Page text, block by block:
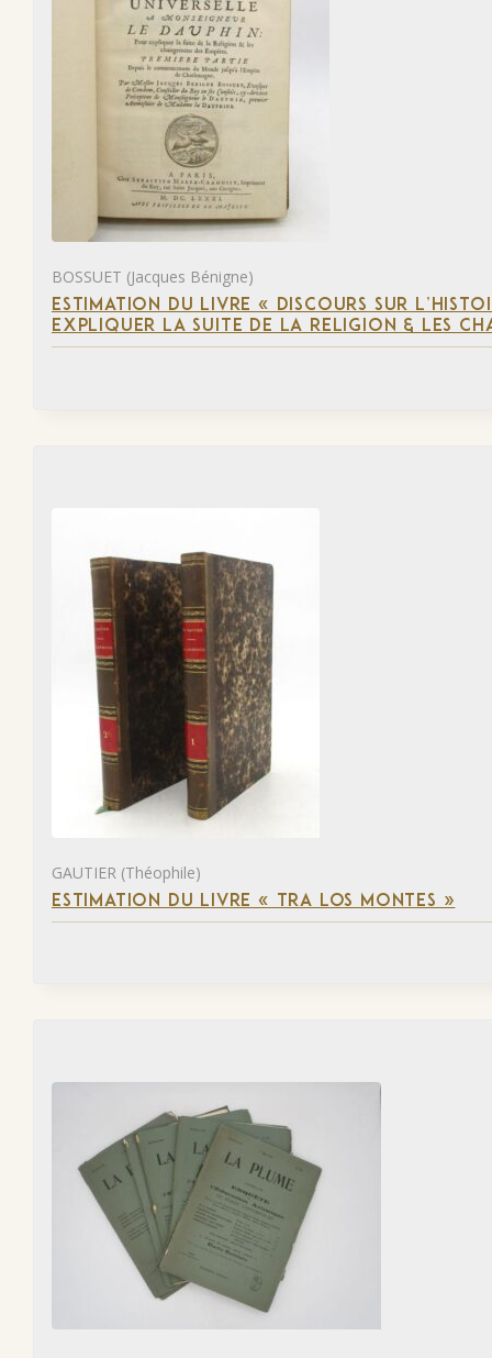
BOSSUET (Jacques Bénigne)
ESTIMATION DU LIVRE « DISCOURS SUR
EXPLIQUER LA SUITE DE LA RELIGION & LES
GAUTIER (Théophile)
ESTIMATION DU LIVRE « TRA LOS MONTES »